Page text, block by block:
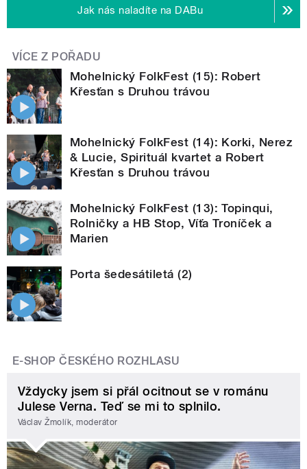
Jak nás naladíte na DABu
VÍCE Z POŘADU
Mohelnický FolkFest (15): Robert
Křesťan s Druhou trávou
Mohelnický FolkFest (14): Korki, Nerez
& Lucie, Spirituál kvartet a Robert
Křesťan s Druhou trávou
Mohelnický FolkFest (13): Topinqui,
Rolničky a HB Stop, Víťa Troníček a
Marien
Porta šedesátiletá (2)
E-SHOP ČESKÉHO ROZHLASU
Vždycky jsem si přál ocitnout se v románu
Julese Verna. Teď se mi to splnilo.
Václav Žmolík, moderátor